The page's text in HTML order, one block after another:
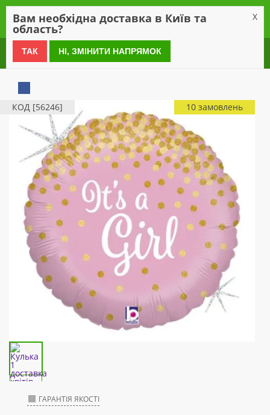
0 800 21 54 55
КОД [56246] 10 замовлень
ГАРАНТІЯ ЯКОСТІ
Вам необхідна доставка в Київ та
область?
X
ТАК НІ, ЗМІНИТИ НАПРЯМОК